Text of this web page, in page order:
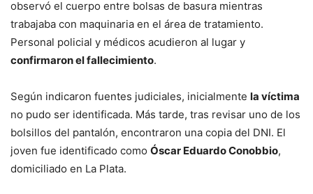
observó el cuerpo entre bolsas de basura mientras
trabajaba con maquinaria en el área de tratamiento.
Personal policial y médicos acudieron al lugar y
confirmaron el fallecimiento.
Según indicaron fuentes judiciales, inicialmente la víctima
no pudo ser identificada. Más tarde, tras revisar uno de los
bolsillos del pantalón, encontraron una copia del DNI. El
joven fue identificado como Óscar Eduardo Conobbio,
domiciliado en La Plata.